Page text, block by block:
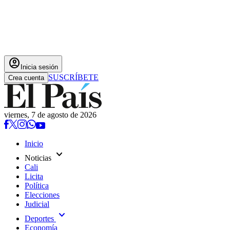
account_circle Inicia sesión
Crea cuenta SUSCRÍBETE
viernes, 7 de agosto de 2026
Inicio
Noticias expand_more
Cali
Licita
Política
Elecciones
Judicial
Deportes expand_more
Economía